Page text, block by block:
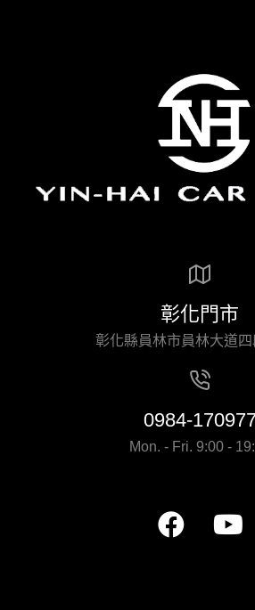
彰化門市
彰化縣員林市員林大道
0984-
Mon. - Fri. 9:00 -